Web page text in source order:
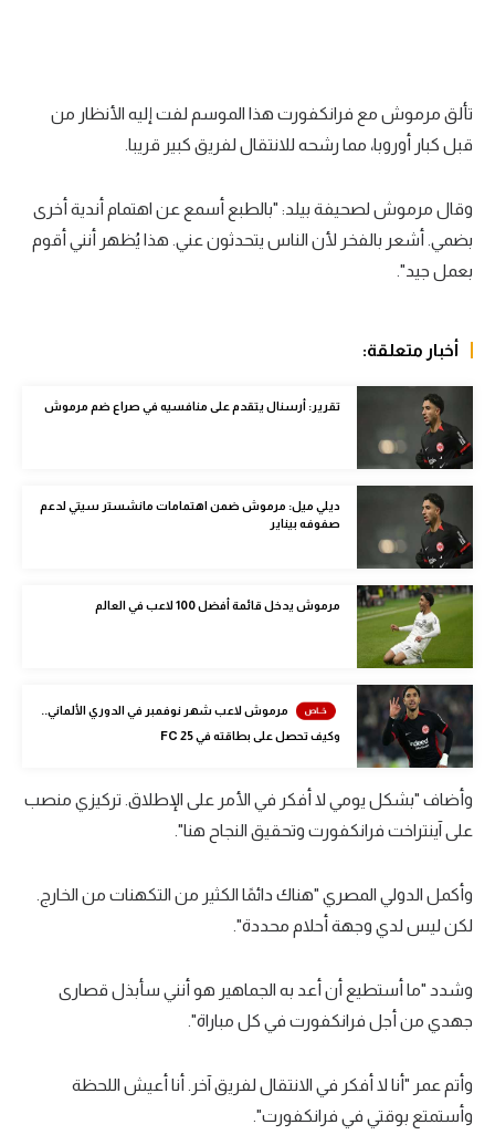
الدوري المصري
الكرة الإفريقية
منتخب مصر
الدوري الإنجليزي
الدوري الإسباني
دوري أبطال أوروبا
القسم الثاني
رياضات أخرى
كرة السلة الأمريكية
كرة سلة
كرة يد
كرة طائرة
الوطن العربي
في المونديال
رياضة نسائية
آسيا
ركن الألعاب
أقسام خاصة
Gamers
تألق مرموش مع فرانكفورت هذا الموسم لفت إليه الأنظار من
قبل كبار أوروبا، مما رشحه للانتقال لفريق كبير قريبا.
وقال مرموش لصحيفة بيلد: "بالطبع أسمع عن اهتمام أندية أخرى
بضمي. أشعر بالفخر لأن الناس يتحدثون عني. هذا يُظهر أنني أقوم
بعمل جيد".
أخبار متعلقة:
تقرير: أرسنال يتقدم على منافسيه في صراع ضم مرموش
ديلي ميل: مرموش ضمن اهتمامات مانشستر سيتي لدعم
صفوفه بيناير
مرموش يدخل قائمة أفضل 100 لاعب في العالم
مرموش لاعب شهر نوفمبر في الدوري الألماني..
وكيف تحصل على بطاقته في FC 25
وأضاف "بشكل يومي لا أفكر في الأمر على الإطلاق. تركيزي منصب
على آينتراخت فرانكفورت وتحقيق النجاح هنا".
وأكمل الدولي المصري "هناك دائمًا الكثير من التكهنات من الخارج.
لكن ليس لدي وجهة أحلام محددة".
وشدد "ما أستطيع أن أعد به الجماهير هو أنني سأبذل قصارى
جهدي من أجل فرانكفورت في كل مباراة".
وأتم عمر "أنا لا أفكر في الانتقال لفريق آخر. أنا أعيش اللحظة
وأستمتع بوقتي في فرانكفورت".